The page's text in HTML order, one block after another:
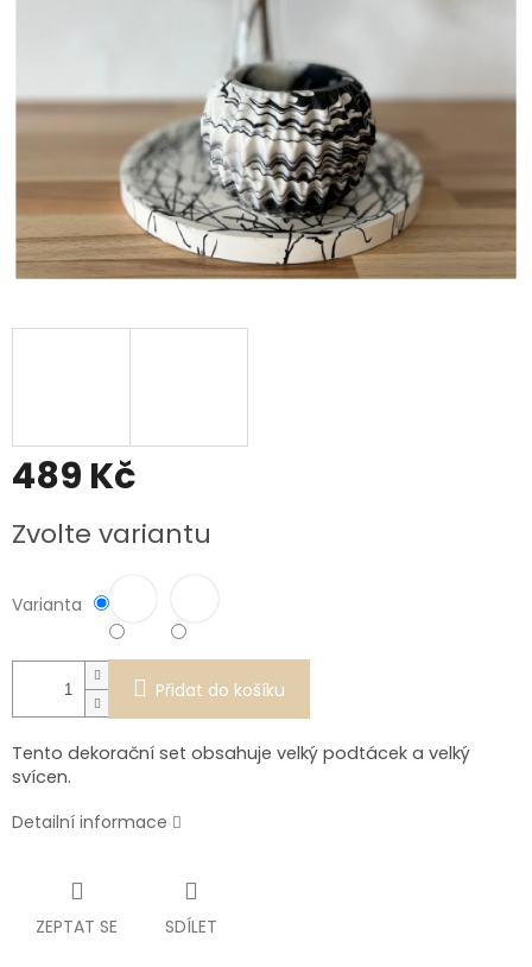
489 Kč
cena:
Zvolte variantu
Varianta
Přidat do košíku
Tento dekorační set obsahuje velký podtácek a velký
svícen.
Detailní informace
ZEPTAT SE SDÍLET